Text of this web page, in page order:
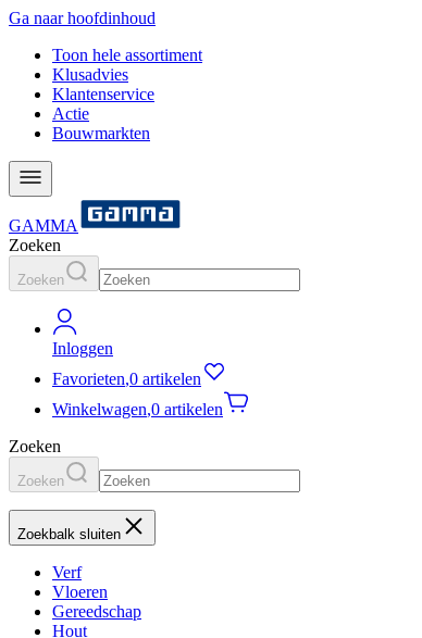
Ga naar hoofdinhoud
Toon hele assortiment
Klusadvies
Klantenservice
Actie
Bouwmarkten
GAMMA
Zoeken
Zoeken
Inloggen
Favorieten,0 artikelen
Winkelwagen,0 artikelen
Zoeken
Zoeken
Zoekbalk sluiten
Verf
Vloeren
Gereedschap
Hout